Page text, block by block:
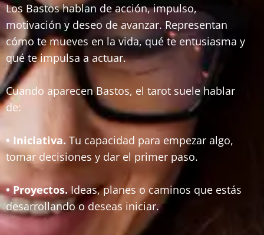
Los Bastos hablan de acción, impulso,
motivación y deseo de avanzar. Representan
cómo te mueves en la vida, qué te entusiasma y
qué te impulsa a actuar.
Cuando aparecen Bastos, el tarot suele hablar
de:
• Iniciativa. Tu capacidad para empezar algo,
tomar decisiones y dar el primer paso.
• Proyectos.Ideas, planes o caminos que estás
desarrollando o deseas iniciar.